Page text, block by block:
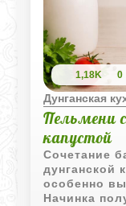
1,18K 0
Дунганская
Пельмени
капустой
Сочетание
дунганской
особенно
Начинка